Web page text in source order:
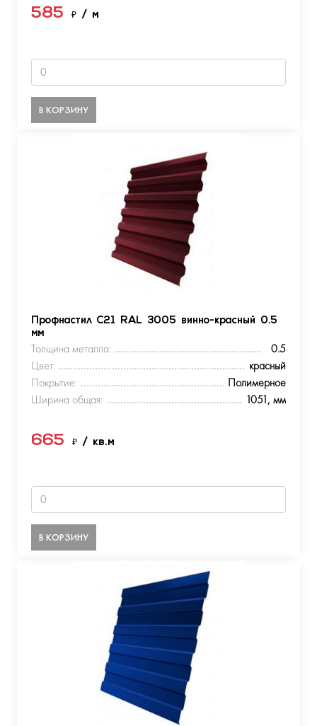
585 ₽ / м
В КОРЗИНУ
Профнастил С21 RAL 3005 винно-красный 0.5
мм
Толщина металла:
0.5
Цвет:
красный
Покрытие:
Полимерное
Ширина общая:
1051, мм
665 ₽ / кв.м
В КОРЗИНУ